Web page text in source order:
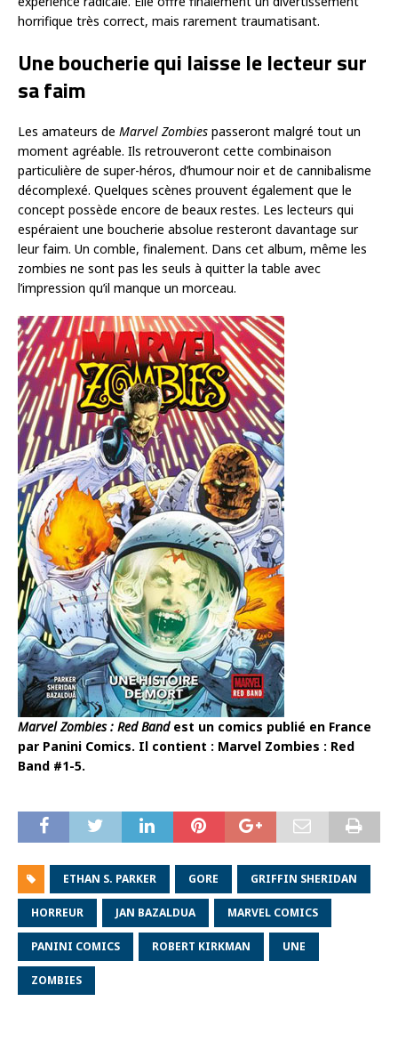
horrifique très correct, mais rarement traumatisant.
Une boucherie qui laisse le lecteur sur
sa faim
Les amateurs de Marvel Zombies passeront malgré tout un
moment agréable. Ils retrouveront cette combinaison
particulière de super-héros, d’humour noir et de cannibalisme
décomplexé. Quelques scènes prouvent également que le
concept possède encore de beaux restes. Les lecteurs qui
espéraient une boucherie absolue resteront davantage sur
leur faim. Un comble, finalement. Dans cet album, même les
zombies ne sont pas les seuls à quitter la table avec
l’impression qu’il manque un morceau.
Marvel Zombies : Red Bandest un comics publié en France
par Panini Comics. Il contient : Marvel Zombies : Red
Band #1-5.
ETHAN S. PARKER GORE GRIFFIN SHERIDAN
HORREUR JAN BAZALDUA MARVEL COMICS
PANINI COMICS ROBERT KIRKMAN UNE
ZOMBIES